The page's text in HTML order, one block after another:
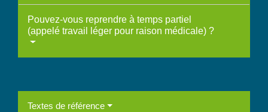
Pouvez-vous reprendre à temps partiel
(appelé travail léger pour raison médicale) ?
Textes de référence